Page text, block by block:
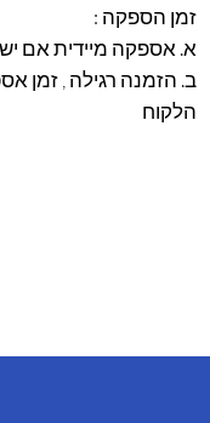
זמן הספקה :
א. אספקה מיידית אם
הלקוח